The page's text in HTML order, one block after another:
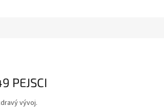
PEJSCI
vývoj.